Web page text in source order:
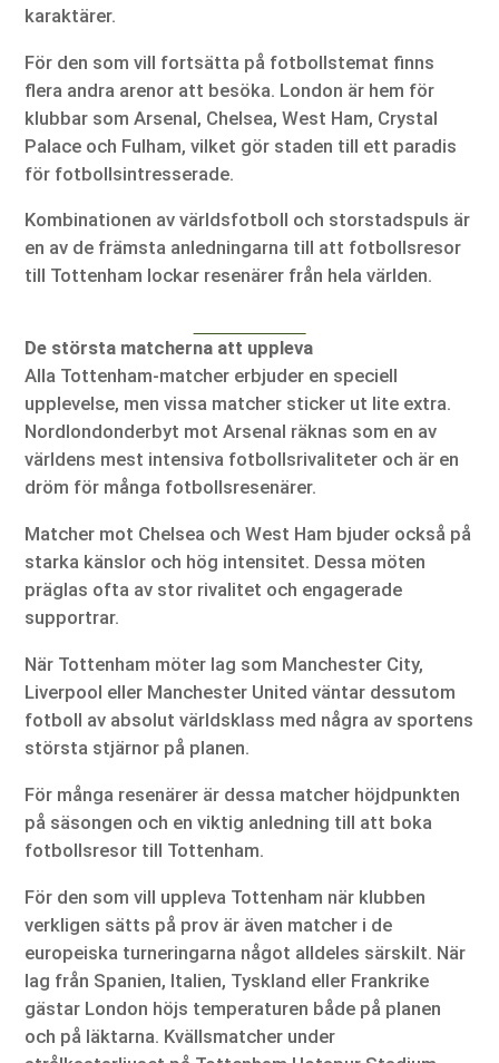
karaktärer.
För den som vill fortsätta på fotbollstemat finns
flera andra arenor att besöka. London är hem för
klubbar som Arsenal, Chelsea, West Ham, Crystal
Palace och Fulham, vilket gör staden till ett paradis
för fotbollsintresserade.
Kombinationen av världsfotboll och storstadspuls är
en av de främsta anledningarna till att fotbollsresor
till Tottenham lockar resenärer från hela världen.
De största matcherna att uppleva
Alla Tottenham-matcher erbjuder en speciell
upplevelse, men vissa matcher sticker ut lite extra.
Nordlondonderbyt mot Arsenal räknas som en av
världens mest intensiva fotbollsrivaliteter och är en
dröm för många fotbollsresenärer.
Matcher mot Chelsea och West Ham bjuder också på
starka känslor och hög intensitet. Dessa möten
präglas ofta av stor rivalitet och engagerade
supportrar.
När Tottenham möter lag som Manchester City,
Liverpool eller Manchester United väntar dessutom
fotboll av absolut världsklass med några av sportens
största stjärnor på planen.
För många resenärer är dessa matcher höjdpunkten
på säsongen och en viktig anledning till att boka
fotbollsresor till Tottenham.
För den som vill uppleva Tottenham när klubben
verkligen sätts på prov är även matcher i de
europeiska turneringarna något alldeles särskilt. När
lag från Spanien, Italien, Tyskland eller Frankrike
gästar London höjs temperaturen både på planen
och på läktarna. Kvällsmatcher under